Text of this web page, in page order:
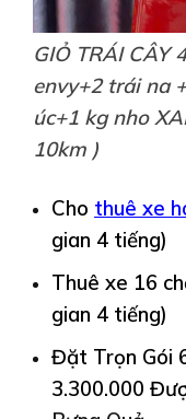
GIỎ TRÁI CÂY
envy+2 trái na
úc+1 kg nho
10km )
Cho thuê xe
gian 4 tiếng)
Thuê xe 16
gian 4 tiếng)
Đặt Trọn Gói
3.300.000